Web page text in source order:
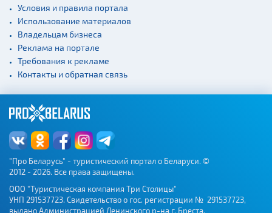
Условия и правила портала
Использование материалов
Владельцам бизнеса
Реклама на портале
Требования к рекламе
Контакты и обратная связь
"Про Беларусь" - туристический портал о Беларуси. ©
2012 - 2026. Все права защищены.
ООО "Туристическая компания Три Столицы"
УНП 291537723. Свидетельство о гос. регистрации № 291537723,
выдано Администрацией Ленинского р-на г. Бреста.